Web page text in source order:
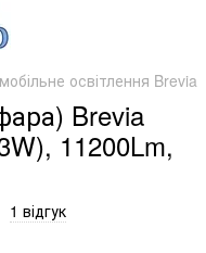
освітлення Brevia
Brevia
11200Lm,
1 відгук